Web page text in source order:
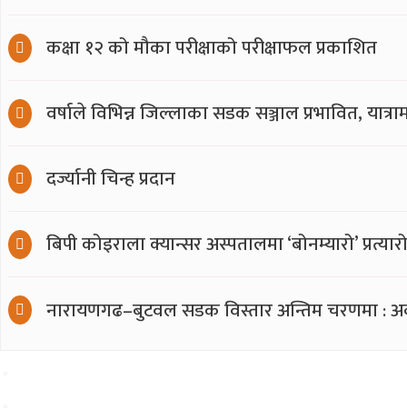
कक्षा १२ को मौका परीक्षाको परीक्षाफल प्रकाशित
वर्षाले विभिन्न जिल्लाका सडक सञ्जाल प्रभावित,
दर्ज्यानी चिन्ह प्रदान
बिपी कोइराला क्यान्सर अस्पतालमा ‘बोनम्यारो’
नारायणगढ–बुटवल सडक विस्तार अन्तिम चरणमा :